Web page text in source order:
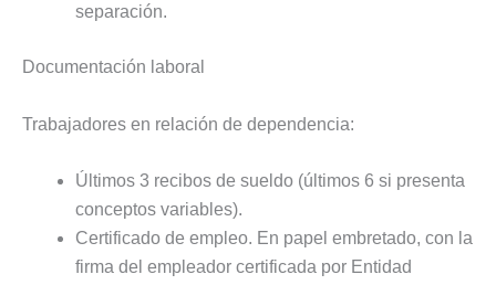
separación.
Documentación laboral
Trabajadores en relación de dependencia:
Últimos 3 recibos de sueldo (últimos 6 si presenta
conceptos variables).
Certificado de empleo. En papel embretado, con la
firma del empleador certificada por Entidad